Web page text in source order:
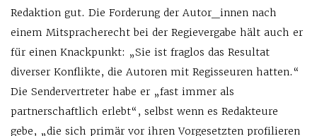
Redaktion gut. Die Forderung der Autor_innen nach
einem Mitspracherecht bei der Regievergabe hält auch er
für einen Knackpunkt: „Sie ist fraglos das Resultat
diverser Konflikte, die Autoren mit Regisseuren hatten.“
Die Sendervertreter habe er „fast immer als
partnerschaftlich erlebt“, selbst wenn es Redakteure
gebe, „die sich primär vor ihren Vorgesetzten profilieren